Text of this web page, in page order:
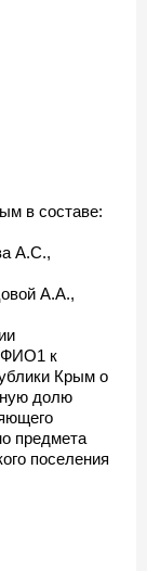
в составе:
А.С.,
А.А.,
ФИО1 к
Крым о
долю
предмета
поселения